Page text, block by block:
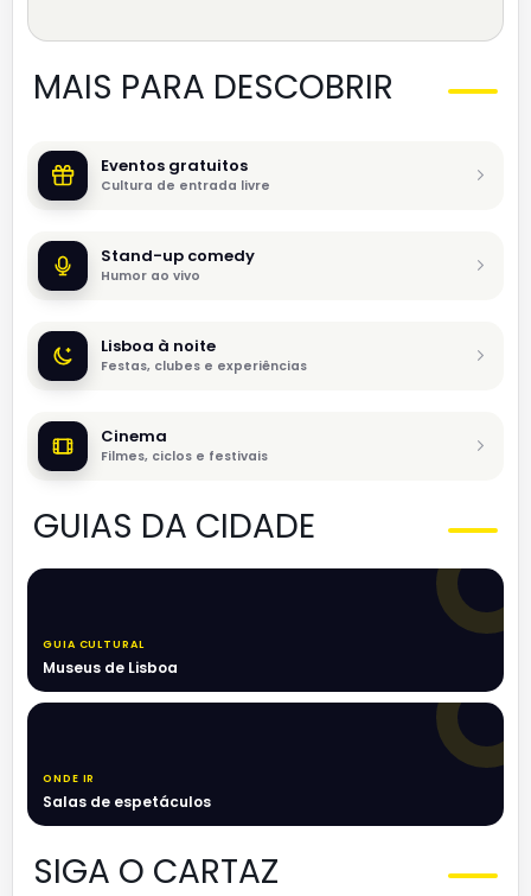
MAIS PARA DESCOBRIR
Eventos gratuitos
Cultura de entrada livre
Stand-up comedy
Humor ao vivo
Lisboa à noite
Festas, clubes e experiências
Cinema
Filmes, ciclos e festivais
GUIAS DA CIDADE
GUIA CULTURAL
Museus de Lisboa
ONDE IR
Salas de espetáculos
SIGA O CARTAZ